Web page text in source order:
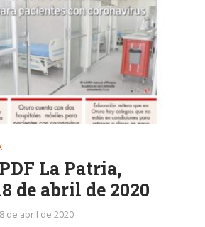
La Patria,
de abril de 2020
de abril de 2020